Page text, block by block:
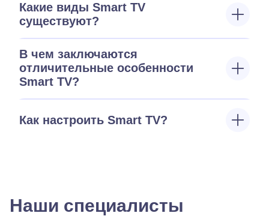
Какие виды Smart TV
существуют?
В чем заключаются
отличительные особенности
Smart TV?
Как настроить Smart TV?
Наши специалисты